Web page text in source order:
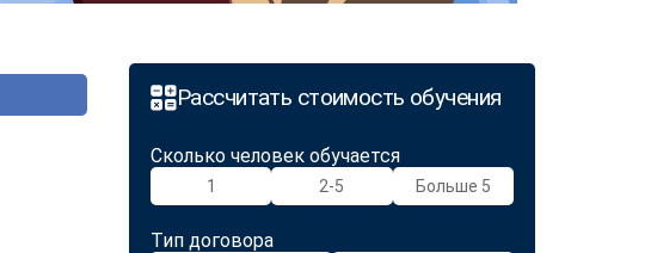
Рассчитать стоимость обучения
Сколько человек обучается
1 2-5 Больше 5
Тип договора